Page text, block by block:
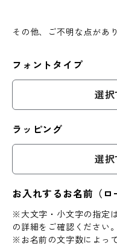
その他、ご不明な点があ
フォントタイプ
選択
ラッピング
選択
お入れするお名前（ロ
※大文字・小文字の指定
の詳細をご確認ください。
※お名前の文字数によっ